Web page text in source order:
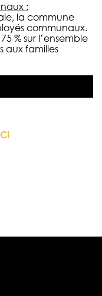
:
la commune
communaux.
% sur l’ensemble
aux familles